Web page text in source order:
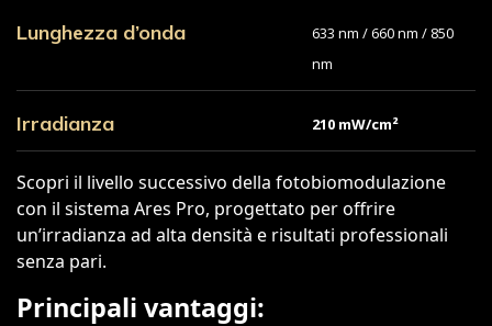
Lunghezza d’onda
633 nm / 660 nm / 850
nm
Irradianza 210 mW/cm²
Scopri il livello successivo della fotobiomodulazione
con il sistema Ares Pro, progettato per offrire
un’irradianza ad alta densità e risultati professionali
senza pari.
Principali vantaggi: